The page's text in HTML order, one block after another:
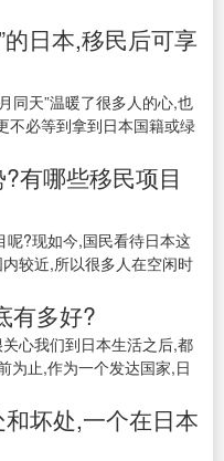
日本,移民后可享
同天”温暖了很多人的心,也
不必等到拿到日本国籍或绿
有哪些移民项目
?现如今,国民看待日本这
较近,所以很多人在空闲时
有多好?
心我们到日本生活之后,都
为止,作为一个发达国家,日
坏处,一个在日本